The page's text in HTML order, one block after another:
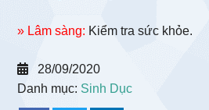
» Lâm sàng: Kiểm tra sức khỏe.
28/09/2020
Danh mục: Sinh Dục